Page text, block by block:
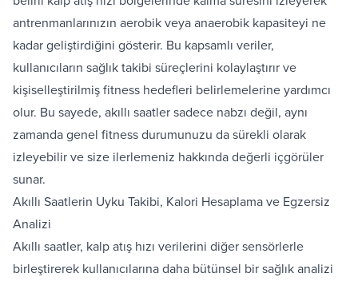
antrenmanlarınızın aerobik veya anaerobik kapasiteyi ne
kadar geliştirdiğini gösterir. Bu kapsamlı veriler,
kullanıcıların sağlık takibi süreçlerini kolaylaştırır ve
kişiselleştirilmiş fitness hedefleri belirlemelerine yardımcı
olur. Bu sayede, akıllı saatler sadece nabzı değil, aynı
zamanda genel fitness durumunuzu da sürekli olarak
izleyebilir ve size ilerlemeniz hakkında değerli içgörüler
sunar.
Akıllı Saatlerin Uyku Takibi, Kalori Hesaplama ve Egzersiz
Analizi
Akıllı saatler, kalp atış hızı verilerini diğer sensörlerle
birleştirerek kullanıcılarına daha bütünsel bir sağlık analizi